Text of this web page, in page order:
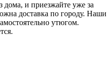
дома, и приезжайте уже за
доставка по городу. Наши
утюгом.